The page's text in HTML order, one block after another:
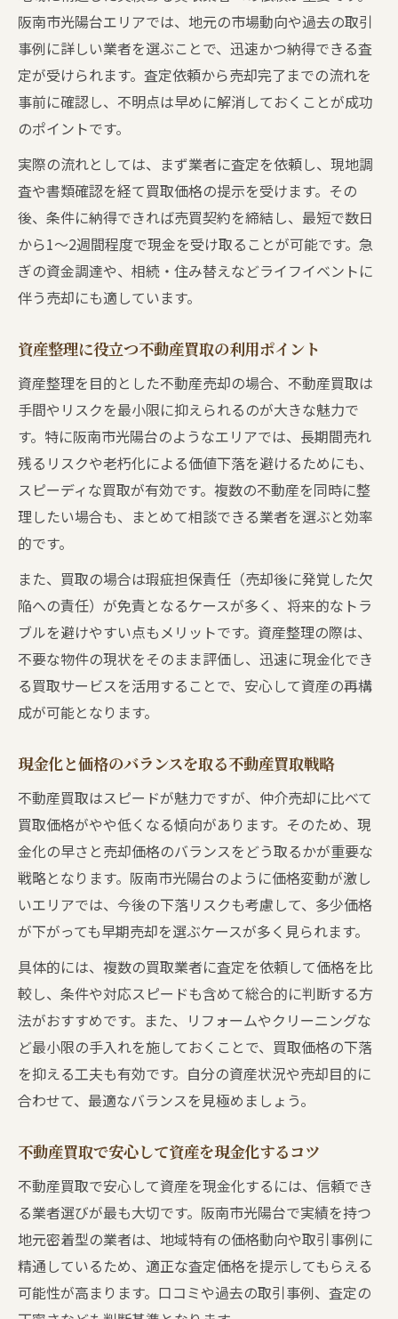
阪南市光陽台エリアでは、地元の市場動向や過去の取引
事例に詳しい業者を選ぶことで、迅速かつ納得できる査
定が受けられます。査定依頼から売却完了までの流れを
事前に確認し、不明点は早めに解消しておくことが成功
のポイントです。
実際の流れとしては、まず業者に査定を依頼し、現地調
査や書類確認を経て買取価格の提示を受けます。その
後、条件に納得できれば売買契約を締結し、最短で数日
から1～2週間程度で現金を受け取ることが可能です。急
ぎの資金調達や、相続・住み替えなどライフイベントに
伴う売却にも適しています。
資産整理に役立つ不動産買取の利用ポイント
資産整理を目的とした不動産売却の場合、不動産買取は
手間やリスクを最小限に抑えられるのが大きな魅力で
す。特に阪南市光陽台のようなエリアでは、長期間売れ
残るリスクや老朽化による価値下落を避けるためにも、
スピーディな買取が有効です。複数の不動産を同時に整
理したい場合も、まとめて相談できる業者を選ぶと効率
的です。
また、買取の場合は瑕疵担保責任（売却後に発覚した欠
陥への責任）が免責となるケースが多く、将来的なトラ
ブルを避けやすい点もメリットです。資産整理の際は、
不要な物件の現状をそのまま評価し、迅速に現金化でき
る買取サービスを活用することで、安心して資産の再構
成が可能となります。
現金化と価格のバランスを取る不動産買取戦略
不動産買取はスピードが魅力ですが、仲介売却に比べて
買取価格がやや低くなる傾向があります。そのため、現
金化の早さと売却価格のバランスをどう取るかが重要な
戦略となります。阪南市光陽台のように価格変動が激し
いエリアでは、今後の下落リスクも考慮して、多少価格
が下がっても早期売却を選ぶケースが多く見られます。
具体的には、複数の買取業者に査定を依頼して価格を比
較し、条件や対応スピードも含めて総合的に判断する方
法がおすすめです。また、リフォームやクリーニングな
ど最小限の手入れを施しておくことで、買取価格の下落
を抑える工夫も有効です。自分の資産状況や売却目的に
合わせて、最適なバランスを見極めましょう。
不動産買取で安心して資産を現金化するコツ
不動産買取で安心して資産を現金化するには、信頼でき
る業者選びが最も大切です。阪南市光陽台で実績を持つ
地元密着型の業者は、地域特有の価格動向や取引事例に
精通しているため、適正な査定価格を提示してもらえる
可能性が高まります。口コミや過去の取引事例、査定の